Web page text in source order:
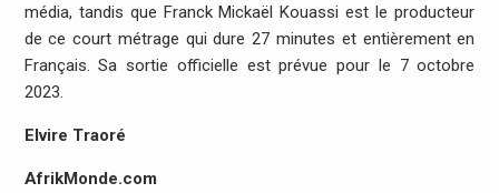
média, tandis que Franck Mickaël Kouassi est le producteur
de ce court métrage qui dure 27 minutes et entièrement en
Français. Sa sortie officielle est prévue pour le 7 octobre
2023.
Elvire Traoré
AfrikMonde.com